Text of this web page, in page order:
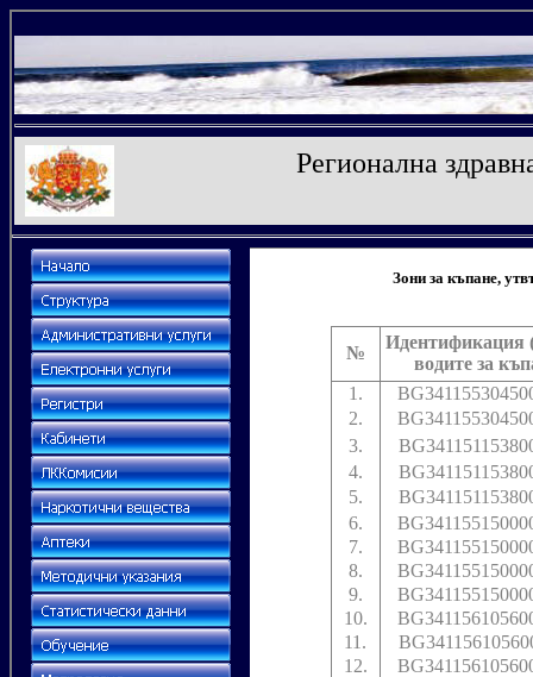
Регионална
Зони за къпане,
№
Идентификация
водите за
1.
2.
3.
4.
5.
6.
7.
8.
9.
10.
11.
12.